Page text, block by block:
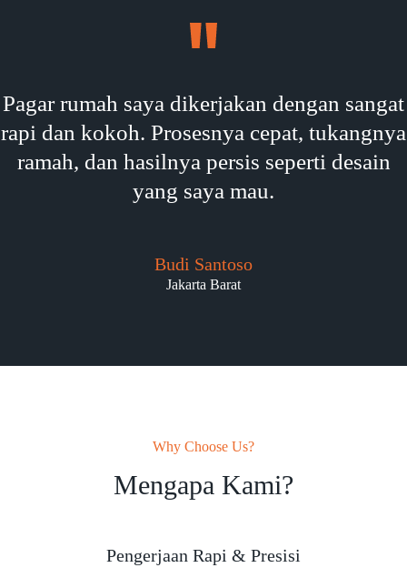
Pagar rumah saya dikerjakan dengan sangat
rapi dan kokoh. Prosesnya cepat, tukangnya
ramah, dan hasilnya persis seperti desain
yang saya mau.
Budi Santoso
Jakarta Barat
Why Choose Us?
Mengapa Kami?
Pengerjaan Rapi & Presisi